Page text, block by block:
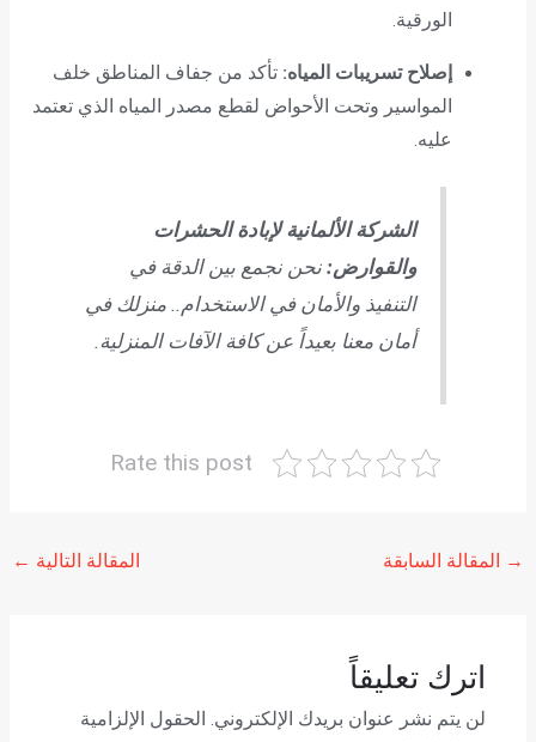
الورقية.
إصلاح تسريبات المياه: تأكد من جفاف المناطق خلف
المواسير وتحت الأحواض لقطع مصدر المياه الذي تعتمد
عليه.
الشركة الألمانية لإبادة الحشرات
والقوارض: نحن نجمع بين الدقة في
التنفيذ والأمان في الاستخدام.. منزلك في
أمان معنا بعيداً عن كافة الآفات المنزلية.
Rate this post
→ المقالة السابقة المقالة التالية ←
اترك تعليقاً
لن يتم نشر عنوان بريدك الإلكتروني. الحقول الإلزامية